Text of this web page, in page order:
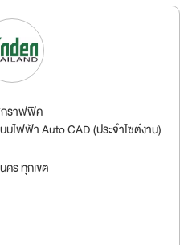
กราฟฟิค
บไฟฟ้า Auto CAD (ประจำไซต์งาน)
คร ทุกเขต